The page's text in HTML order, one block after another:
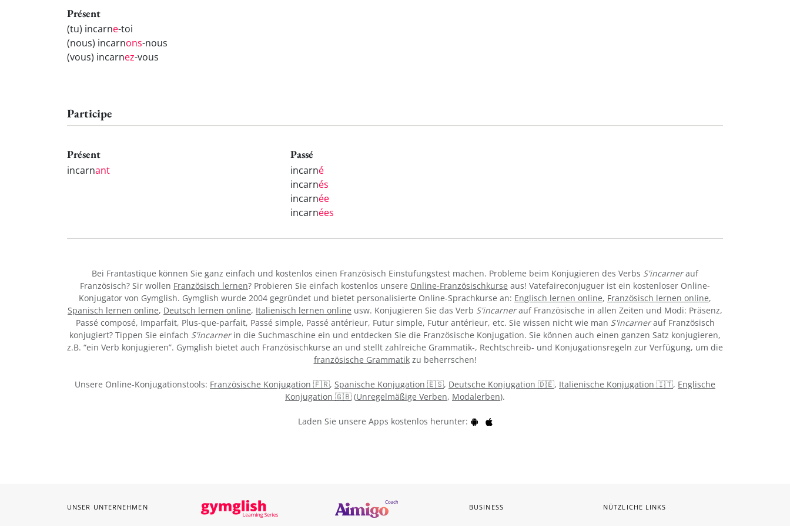
Présent
(tu) incarne-toi
(nous) incarnons-nous
(vous) incarnez-vous
Participe
Présent
incarnant
Passé
incarné
incarnés
incarnée
incarnées
Bei Frantastique können Sie ganz einfach und kostenlos einen Französisch Einstufungstest machen. Probleme beim Konjugieren des Verbs S'incarnerauf
Französisch? Sir wollen Französisch lernen? Probieren Sie einfach kostenlos unsere Online-Französischkurse aus! Vatefaireconjuguer ist ein kostenloser Online-
Konjugator von Gymglish. Gymglish wurde 2004 gegründet und bietet personalisierte Online-Sprachkurse an: Englisch lernen online, Französisch lernen online,
Spanisch lernen online, Deutsch lernen online, Italienisch lernen online usw. Konjugieren Sie das Verb S'incarnerauf Französische in allen Zeiten und Modi: Präsenz,
Passé composé, Imparfait, Plus-que-parfait, Passé simple, Passé antérieur, Futur simple, Futur antérieur, etc. Sie wissen nicht wie man S'incarnerauf Französisch
konjugiert? Tippen Sie einfach S'incarnerin die Suchmaschine ein und entdecken Sie die Französische Konjugation. Sie können auch einen ganzen Satz konjugieren,
z.B. “ein Verb konjugieren”. Gymglish bietet auch Französischkurse an und stellt zahlreiche Grammatik-, Rechtschreib- und Konjugationsregeln zur Verfügung, um die
französische Grammatikzu beherrschen!
Unsere Online-Konjugationstools: Französische Konjugation 🇫🇷, Spanische Konjugation 🇪🇸, Deutsche Konjugation 🇩🇪, Italienische Konjugation 🇮🇹, Englische
Konjugation 🇬🇧 (Unregelmäßige Verben, Modalerben).
Laden Sie unsere Apps kostenlos herunter:
UNSER UNTERNEHMEN BUSINESS NÜTZLICHE LINKS